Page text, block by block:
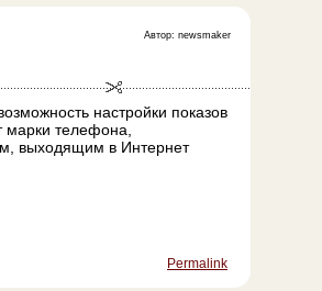
Автор: newsmaker
настройки показов
марки телефона,
выходящим в Интернет
Permalink